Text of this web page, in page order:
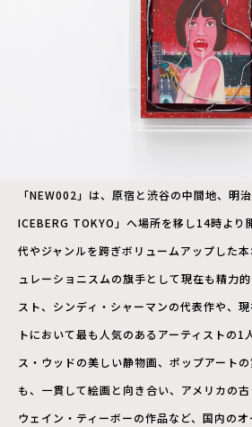
「NEW002」は、原宿と渋谷の中間地、明
ICEBERG TOKYO」へ場所を移し14時より
代やジャンルを跨ぎボリュームアップした
ュレーショニスムの旗手として現在も精力
スト、シンディ・シャーマンの代表作や、
トにおいて最も人気のあるアーティストの1
ス・ウッドの美しい静物画、ポップアート
も、一貫して絵画と向き合い、アメリカの
ウェイン・ティーボーの作品など、国内の